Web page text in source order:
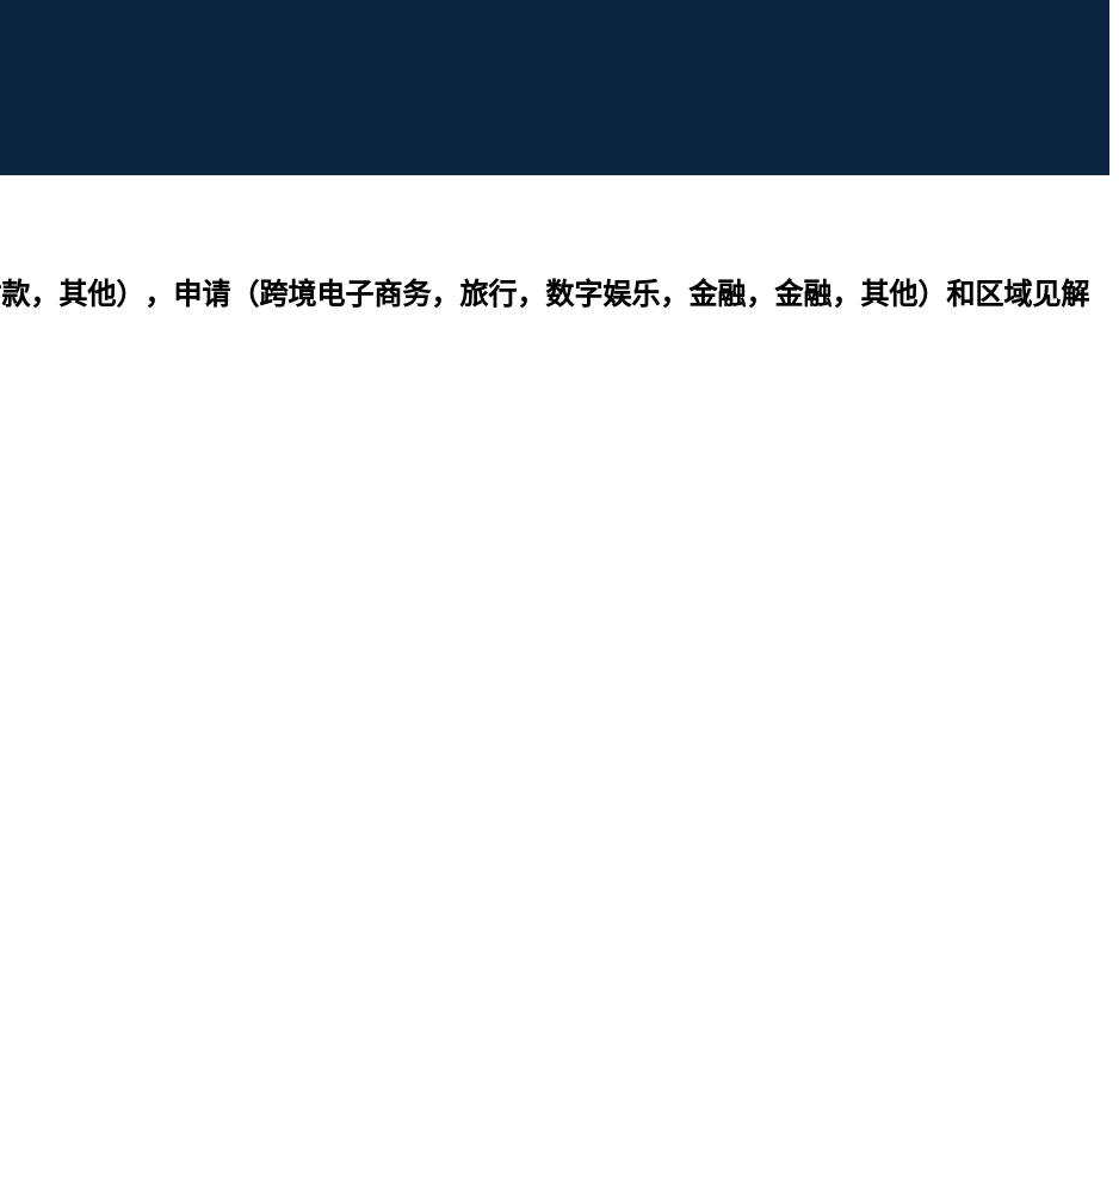
，其他），申请（跨境电子商务，旅行，数字娱乐，金融，金融，其他）和区域见解